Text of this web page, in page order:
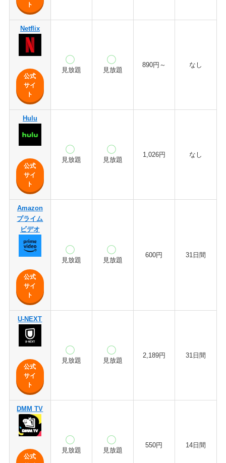
ト
Netflix
公式
サイ
ト
見放題 見放題
890円～ なし
Hulu
公式
サイ
ト
見放題 見放題
1,026円 なし
Amazon
プライム
ビデオ
公式
サイ
ト
見放題 見放題
600円 31日間
U-NEXT
公式
サイ
ト
見放題 見放題
2,189円 31日間
DMM TV
公式
見放題 見放題
550円 14日間